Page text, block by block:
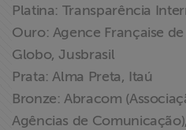
Platina: Transparência
Ouro: Agence Française
Globo, Jusbrasil
Prata: Alma Preta, Itaú
Bronze: Abracom
Agências de